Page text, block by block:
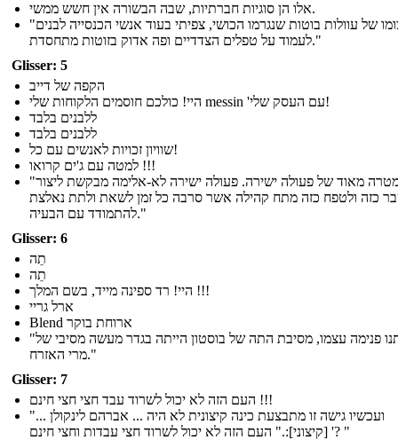
אלו הן סוגיות חברתיות, שבה הבשורה אין חשש ממשי.
"בעיצומו של עוולות בוטות שנגרמו הכושי, צפיתי בעוד אנשי הכנסייה לבנים
לעמוד על טפלים הצדדיים ופה אדוק בזוטות מתחסדת."
Glisser: 5
הקפה של דייב
היי! כולכם חוסמים הלקוחות שלי messin 'עם העסק שלי!
ללבנים בלבד
ללבנים בלבד
שוויון זכויות לאנשים עם כל!
למטה עם ג'ים קרואו !!!
"זוהי המטרה מאוד של פעולה ישירה. פעולה ישירה לא-אלימה מבקשת ליצור
כזה ולטפח כזה מתח קהילה אשר סרבה כל זמן לשאת ולתת נאלצת
להתמודד עם הבעיה."
Glisser: 6
תֵה
תֵה
היי! רד ספינה מייד, בשם המלך !!!
ארל גריי
Blend ארוחת בוקר
"ובמדינתנו פנימה עצמו, מסיבת התה של בוסטון הייתה בגדר מעשה מסיבי של
מרי האזרח."
Glisser: 7
העם הזה לא יכול לשרוד עבד חצי חצי חינם !!!
"... ועכשיו גישה זו מתבצעת כינה קיצונית לא היה ... אברהם לינקולן
[קיצוני]:." העם הזה לא יכול לשרוד חצי עבדות וחצי חינם '? "